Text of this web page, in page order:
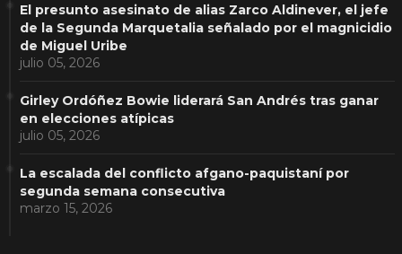
El presunto asesinato de alias Zarco Aldinever, el jefe
de la Segunda Marquetalia señalado por el magnicidio
de Miguel Uribe
julio 05, 2026
Girley Ordóñez Bowie liderará San Andrés tras ganar
en elecciones atípicas
julio 05, 2026
La escalada del conflicto afgano-paquistaní por
segunda semana consecutiva
marzo 15, 2026